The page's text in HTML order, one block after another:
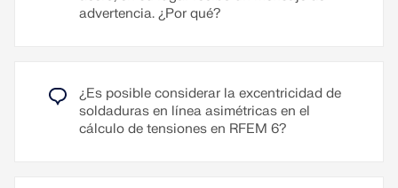
advertencia. ¿Por qué?
¿Es posible considerar la excentricidad de
soldaduras en línea asimétricas en el
cálculo de tensiones en RFEM 6?